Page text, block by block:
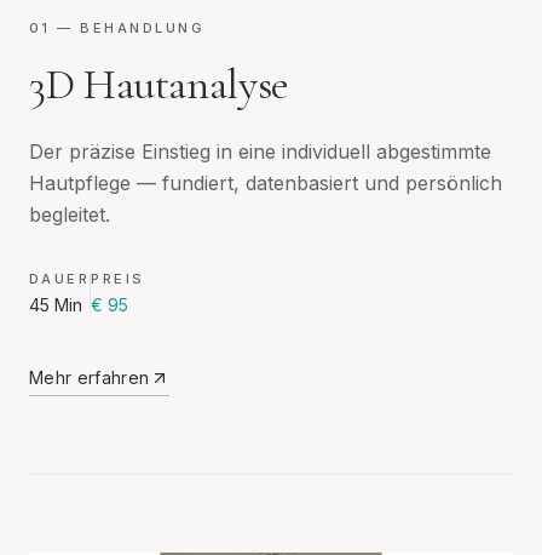
01 — BEHANDLUNG
3D Hautanalyse
Der präzise Einstieg in eine individuell abgestimmte
Hautpflege — fundiert, datenbasiert und persönlich
begleitet.
DAUER
45 Min
PREIS
€ 95
Mehr erfahren